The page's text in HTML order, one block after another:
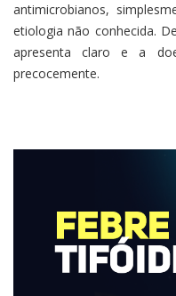
antimicrobianos,
etiologia não conhecida.
apresenta claro e a
precocemente.